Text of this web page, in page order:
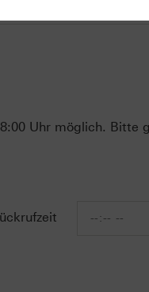
Uhr möglich. Bitte